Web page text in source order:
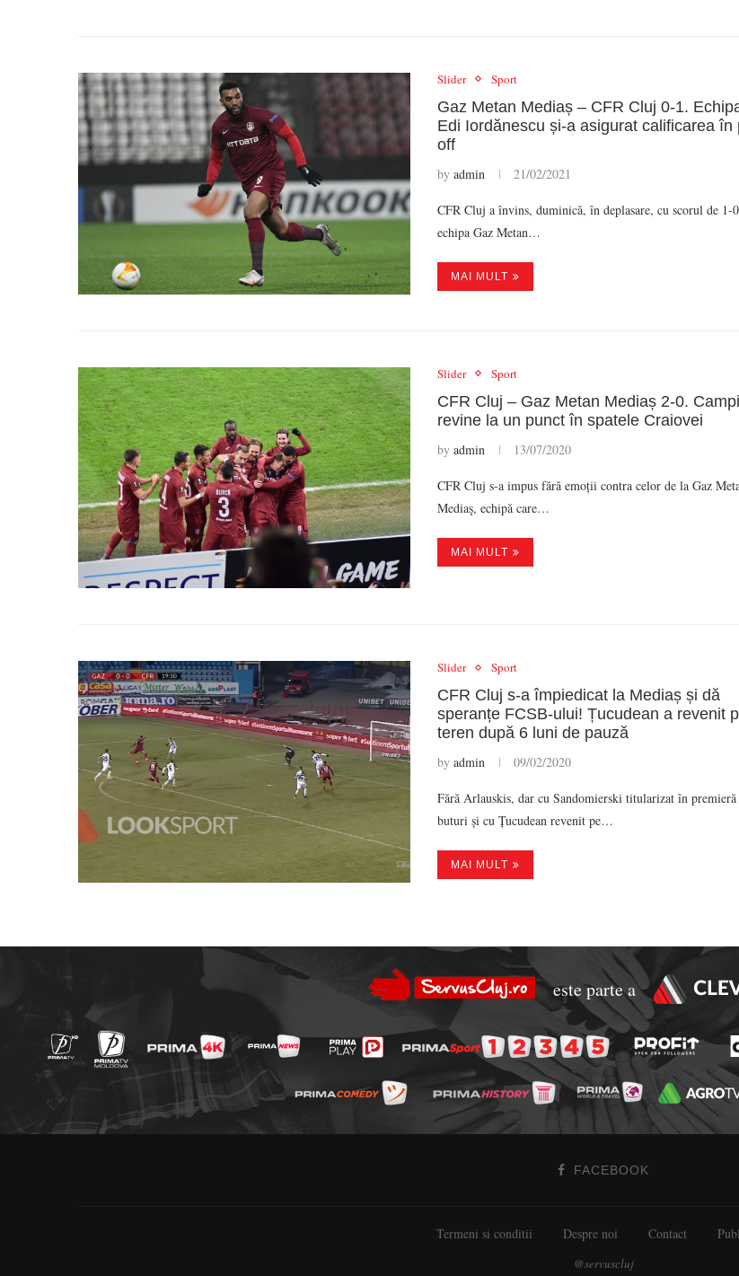
Slider Sport
Gaz Metan Mediaș – CFR Cluj 0-1.
Edi Iordănescu și-a asigurat calificarea în
off
by admin 21/02/2021
CFR Cluj a învins, duminică, în deplasare, cu scorul de 1-
echipa Gaz Metan…
MAI MULT
Slider Sport
CFR Cluj – Gaz Metan Mediaș 2-0.
revine la un punct în spatele Craiovei
by admin 13/07/2020
CFR Cluj s-a impus fără emoții contra celor de la Gaz
Mediaş, echipă care…
MAI MULT
Slider Sport
CFR Cluj s-a împiedicat la Mediaș și dă
speranțe FCSB-ului! Țucudean a revenit
teren după 6 luni de pauză
by admin 09/02/2020
Fără Arlauskis, dar cu Sandomierski titularizat în
buturi și cu Țucudean revenit pe…
MAI MULT
este parte a
FACEBOOK
Termeni si conditii Despre noi Contact
@servuscluj